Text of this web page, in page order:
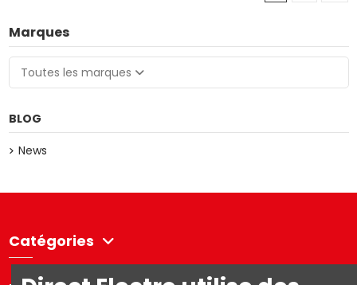
Marques
Toutes les marques
BLOG
News
Catégories